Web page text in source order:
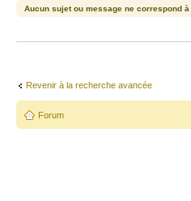
Aucun sujet ou message ne correspond
Revenir à la recherche avancée
Forum